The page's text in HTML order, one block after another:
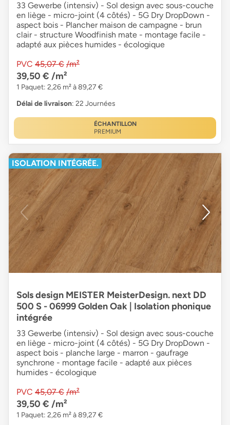
33 Gewerbe (intensiv) - Sol design avec sous-couche
en liège - micro-joint (4 côtés) - 5G Dry DropDown -
aspect bois - Plancher maison de campagne - brun
clair - structure Woodfinish mate - montage facile -
adapté aux pièces humides - écologique
PVC 45,07 € /m²
39,50 € /m²
1 Paquet: 2,26 m² à 89,27 €
Délai de livraison: 22 Journées
ÉCHANTILLON
PREMIUM
ISOLATION INTÉGRÉE.
Sols design MEISTER MeisterDesign. next DD
500 S - 06999 Golden Oak | Isolation phonique
intégrée
33 Gewerbe (intensiv) - Sol design avec sous-couche
en liège - micro-joint (4 côtés) - 5G Dry DropDown -
aspect bois - planche large - marron - gaufrage
synchrone - montage facile - adapté aux pièces
humides - écologique
PVC 45,07 € /m²
39,50 € /m²
1 Paquet: 2,26 m² à 89,27 €